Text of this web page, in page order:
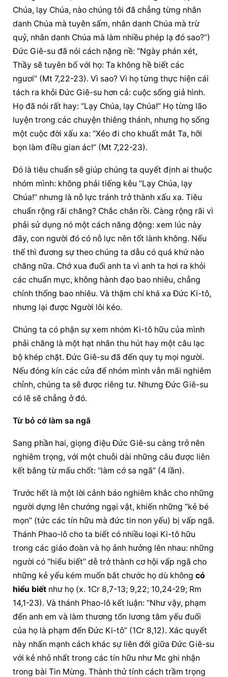
Chúa, lạy Chúa, nào chúng tôi đã chẳng từng nhân
danh Chúa mà tuyên sấm, nhân danh Chúa mà trừ
quỷ, nhân danh Chúa mà làm nhiều phép lạ đó sao?”)
Đức Giê-su đã nói cách nặng nề: “Ngày phán xét,
Thầy sẽ tuyên bố với họ: Ta không hề biết các
ngươi” (Mt 7,22-23). Vì sao? Vì họ từng thực hiện cái
tách ra khỏi Đức Giê-su hơn cả: cuộc sống giả hình.
Họ đã nói rất hay: “Lạy Chúa, lạy Chúa!” Họ từng lão
luyện trong các chuyện thiêng thánh, nhưng họ sống
một cuộc đời xấu xa: “Xéo đi cho khuất mắt Ta, hỡi
bọn làm điều gian ác!” (Mt 7,22-23).
Đó là tiêu chuẩn sẽ giúp chúng ta quyết định ai thuộc
nhóm mình: không phải tiếng kêu “Lạy Chúa, lạy
Chúa!” nhưng là nỗ lực tránh trở thành xấu xa. Tiêu
chuẩn rộng rãi chăng? Chắc chắn rồi. Càng rộng rãi vì
phải sử dụng nó một cách năng động: xem lúc này
đây, con người đó có nỗ lực nên tốt lành không. Nếu
thế thì đương sự theo chúng ta dẫu có quá khứ nào
chăng nữa. Chớ xua đuổi anh ta vì anh ta hơi ra khỏi
các chuẩn mực, không hành đạo bao nhiêu, chẳng
chính thống bao nhiêu. Và thậm chí khá xa Đức Ki-tô,
nhưng lại được Người lôi kéo.
Chúng ta có phận sự xem nhóm Ki-tô hữu của mình
phải chăng là một hạt nhân thu hút hay một câu lạc
bộ khép chặt. Đức Giê-su đã đến quy tụ mọi người.
Nếu đóng kín các cửa để nhóm mình vẫn mãi nghiêm
chỉnh, chúng ta sẽ được riêng tư. Nhưng Đức Giê-su
có lẽ sẽ chẳng ở đó.
Từ bỏ cớ làm sa ngã
Sang phần hai, giọng điệu Đức Giê-su càng trở nên
nghiêm trọng, với một chuỗi dài những câu được liên
kết bằng từ mấu chốt: “làm cớ sa ngã” (4 lần).
Trước hết là một lời cảnh báo nghiêm khắc cho những
người dựng lên chướng ngại vật, khiến những “kẻ bé
mọn” (tức các tín hữu mà đức tin non yếu) bị vấp ngã.
Thánh Phao-lô cho ta biết có nhiều loại Ki-tô hữu
trong các giáo đoàn và họ ảnh hưởng lên nhau: những
người có “hiểu biết” dễ trở thành cơ hội vấp ngã cho
những kẻ yếu kém muốn bắt chước họ dù không có
hiểu biết như họ (x. 1Cr 8,7-13; 9,22; 10,24-29; Rm
14,1-23). Và thánh Phao-lô kết luận: “Như vậy, phạm
đến anh em và làm thương tổn lương tâm yếu đuối
của họ là phạm đến Đức Ki-tô” (1Cr 8,12). Xác quyết
này nhấn mạnh cách khác sự liên đới giữa Đức Giê-su
với kẻ nhỏ nhất trong các tín hữu như Mc ghi nhận
trong bài Tin Mừng. Thành thử tính cách trầm trọng